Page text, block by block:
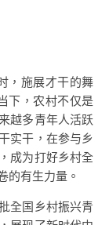
，施展才干的舞
下，农村不仅是
越多青年人活跃
实干，在参与乡
成为打好乡村全
的有生力量。
全国乡村振兴青